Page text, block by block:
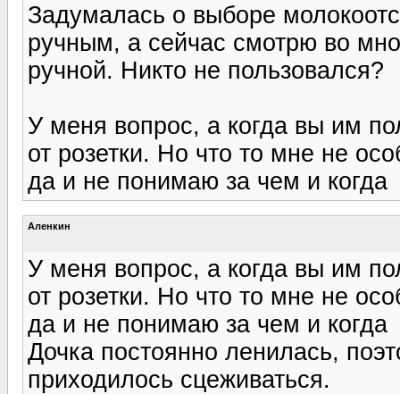
Задумалась о выборе
ручным, а сейчас смотрю во
ручной. Никто не пользовался?
У меня вопрос, а когда вы им
от розетки. Но что то мне не
да и не понимаю за чем и когда
Аленкин
У меня вопрос, а когда вы им
от розетки. Но что то мне не
да и не понимаю за чем и когда
Дочка постоянно ленилась,
приходилось сцеживаться.